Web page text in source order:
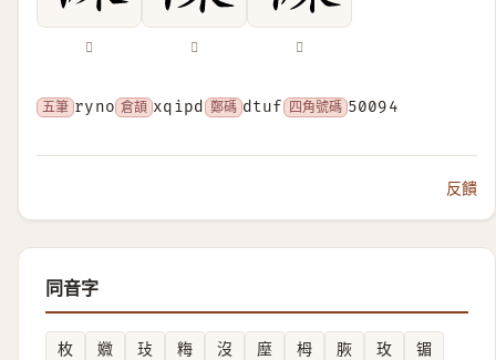
𢥄 𢥐 𣟸
五筆 ryno 倉頡 xqipd 鄭碼 dtuf 四角號碼 50094
反饋
同音字
枚 㜫 㺳 䊈 沒 塺 栂 脄 玫
镅